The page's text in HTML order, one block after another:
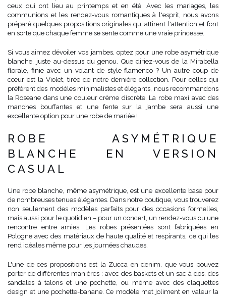
ceux qui ont lieu au printemps et en été. Avec les mariages, les
communions et les rendez-vous romantiques à l'esprit, nous avons
préparé quelques propositions originales qui attirent l'attention et font
en sorte que chaque femme se sente comme une vraie princesse.
Si vous aimez dévoiler vos jambes, optez pour une robe asymétrique
blanche, juste au-dessus du genou. Que diriez-vous de la Mirabella
florale, finie avec un volant de style flamenco ? Un autre coup de
cœur est la Violet, tirée de notre dernière collection. Pour celles qui
préfèrent des modèles minimalistes et élégants, nous recommandons
la Roseane dans une couleur crème discrète. La robe maxi avec des
manches bouffantes et une fente sur la jambe sera aussi une
excellente option pour une robe de mariée !
ROBE ASYMÉTRIQUE
BLANCHE EN VERSION
CASUAL
Une robe blanche, même asymétrique, est une excellente base pour
de nombreuses tenues élégantes. Dans notre boutique, vous trouverez
non seulement des modèles parfaits pour des occasions formelles,
mais aussi pour le quotidien – pour un concert, un rendez-vous ou une
rencontre entre amies. Les robes présentées sont fabriquées en
Pologne avec des matériaux de haute qualité et respirants, ce qui les
rend idéales même pour les journées chaudes.
L'une de ces propositions est la Zucca en denim, que vous pouvez
porter de différentes manières : avec des baskets et un sac à dos, des
sandales à talons et une pochette, ou même avec des claquettes
design et une pochette-banane. Ce modèle met joliment en valeur la